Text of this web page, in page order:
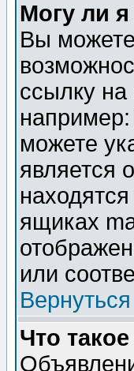
Могу ли я
Вы
ссылку на
можете
является
ящиках
или
Что